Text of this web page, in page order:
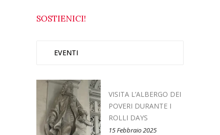
SOSTIENICI!
EVENTI
VISITA L’ALBERGO DEI
POVERI DURANTE I
ROLLI DAYS
15 Febbraio 2025